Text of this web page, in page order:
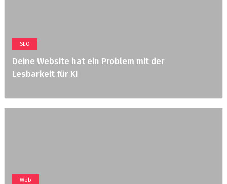
SEO
Deine Website hat ein Problem mit der
Lesbarkeit für KI
Web